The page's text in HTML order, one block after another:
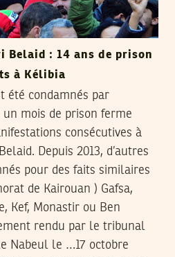
Belaid : 14 ans de prison
à Kélibia
été condamnés par
un mois de prison ferme
consécutives à
Depuis 2013, d’autres
pour des faits similaires
de Kairouan ) Gafsa,
Kef, Monastir ou Ben
rendu par le tribunal
Nabeul le …17 octobre